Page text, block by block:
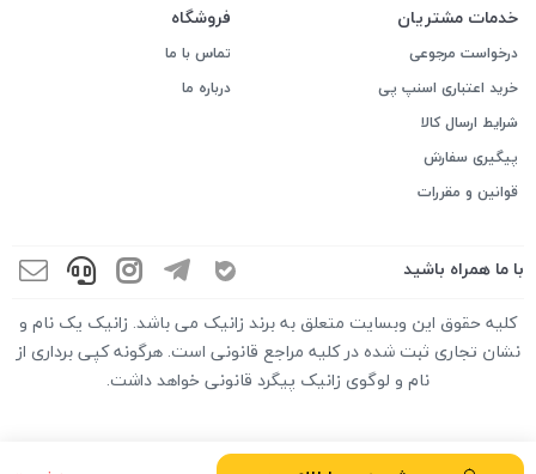
خدمات مشتریان
درخواست مرجوعی
خرید اعتباری اسنپ پی
شرایط ارسال کالا
پیگیری سفارش
قوانین و مقررات
فروشگاه
تماس با ما
درباره ما
با ما همراه باشید
کلیه حقوق این وبسایت متعلق به برند زانیک می باشد. زانیک یک نام و
نشان تجاری ثبت شده در کلیه مراجع قانونی است. هرگونه کپی برداری از
نام و لوگوی زانیک پیگرد قانونی خواهد داشت.